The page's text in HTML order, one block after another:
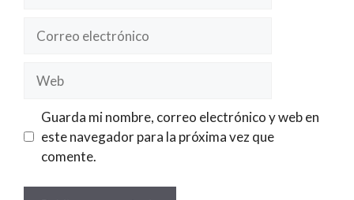
Correo
electrónico
Web
Guarda mi nombre, correo electrónico y web en
este navegador para la próxima vez que
comente.